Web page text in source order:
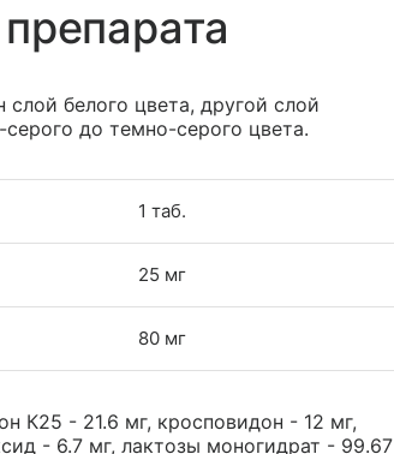
белого цвета, другой слой
до темно-серого цвета.
1 таб.
25 мг
80 мг
К25 - 21.6 мг, кросповидон - 12 мг,
- 6.7 мг, лактозы моногидрат - 99.67